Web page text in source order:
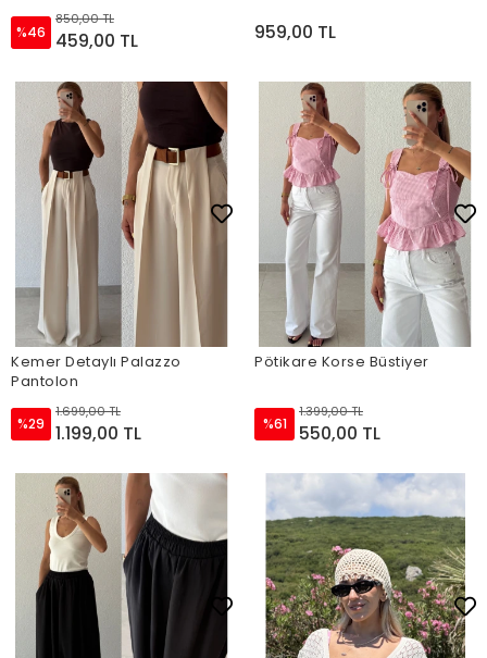
%46
850,00 TL
459,00 TL 959,00 TL
Kemer Detaylı Palazzo
Pantolon
%29
1.699,00 TL
1.199,00 TL
Pötikare Korse Büstiyer
%61
1.399,00 TL
550,00 TL